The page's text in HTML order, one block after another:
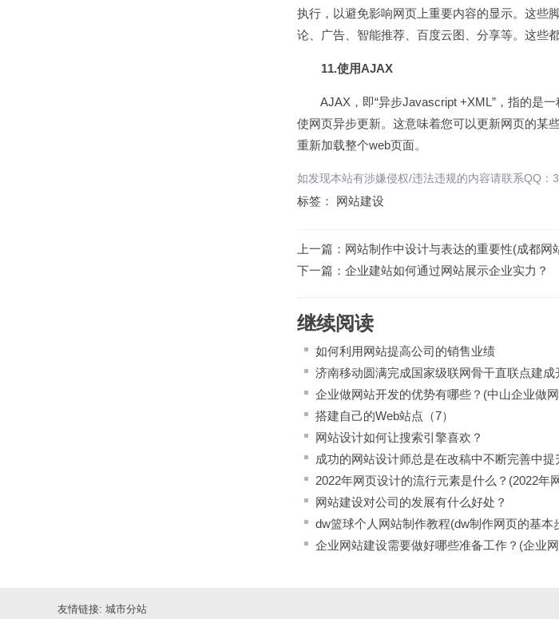
执行，以避免影响网页上重要内容的显示。这些
论、广告、智能推荐、百度云图、分享等。这
11.使用AJAX
AJAX，即“异步Javascript +XML”，指的是一
使网页异步更新。这意味着您可以更新网页的某
重新加载整个web页面。
如发现本站有涉嫌侵权/违法违规的内容请联系QQ：
标签： 网站建设
上一篇： 网站制作中设计与表达的重要性(成都网
下一篇： 企业建站如何通过网站展示企业实力？
继续阅读
如何利用网站提高公司的销售业绩
济南移动圆满完成国家级联网骨干直联点建
企业做网站开发的优势有哪些？(中山企业做
搭建自己的Web站点（7）
网站设计如何让搜索引擎喜欢？
成功的网站设计师总是在改稿中不断完善中
2022年网页设计的流行元素是什么？(2022年
网站建设对公司的发展有什么好处？
dw篮球个人网站制作教程(dw制作网页的基本
企业网站建设需要做好哪些准备工作？(企业
友情链接: 城市分站